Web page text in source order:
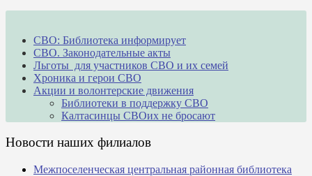
СВО: Библиотека информирует
СВО. Законодательные акты
Льготы для участников СВО и их семей
Хроника и герои СВО
Акции и волонтерские движения
Библиотеки в поддержку СВО
Калтасинцы СВОих не бросают
Новости наших филиалов
Межпоселенческая центральная районная библиотека